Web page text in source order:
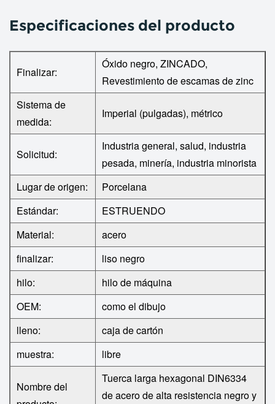
Especificaciones del producto
Finalizar:
Óxido negro, ZINCADO,
Revestimiento de escamas de zinc
Sistema de
medida:
Imperial (pulgadas), métrico
Solicitud:
Industria general, salud, industria
pesada, minería, industria minorista
Lugar de origen:
Porcelana
Estándar:
ESTRUENDO
Material:
acero
finalizar:
liso negro
hilo:
hilo de máquina
OEM:
como el dibujo
lleno:
caja de cartón
muestra:
libre
Nombre del
Tuerca larga hexagonal DIN6334
de acero de alta resistencia negro y